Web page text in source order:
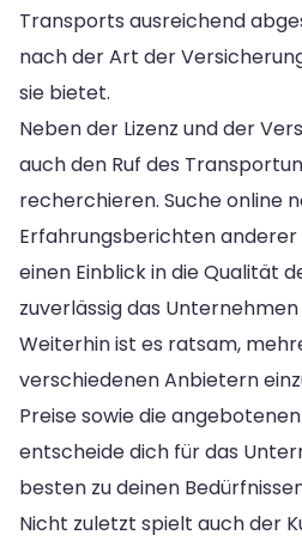
Transports ausreichend
nach der Art der
sie bietet.
Neben der Lizenz und der
auch den Ruf des
recherchieren. Suche online
Erfahrungsberichten anderer
einen Einblick in die Qualität
zuverlässig das Unternehmen
Weiterhin ist es ratsam,
verschiedenen Anbietern
Preise sowie die angebotenen
entscheide dich für das
besten zu deinen
Nicht zuletzt spielt auch der